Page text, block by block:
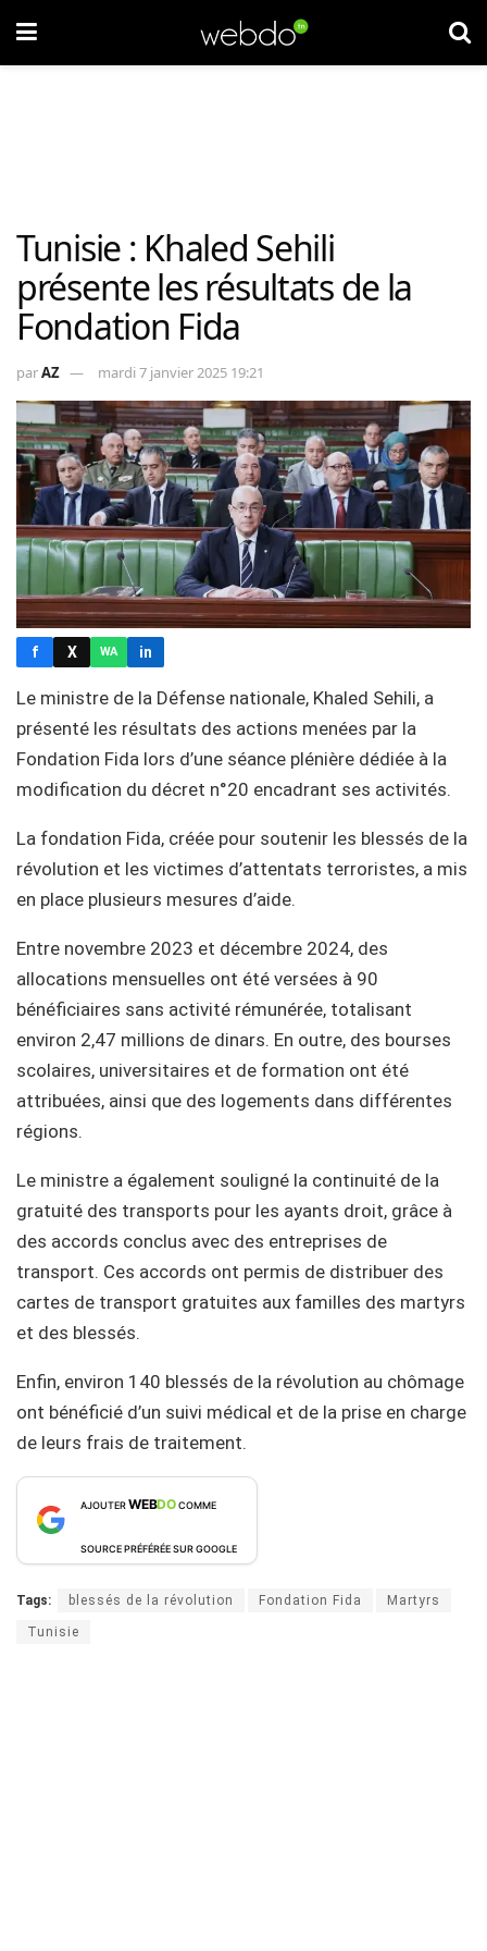
Tunisie : Khaled Sehili
présente les résultats de la
Fondation Fida
parAZ mardi 7 janvier 2025 19:21
f X WA in
Le ministre de la Défense nationale, Khaled Sehili, a
présenté les résultats des actions menées par la
Fondation Fida lors d’une séance plénière dédiée à la
modification du décret n°20 encadrant ses activités.
La fondation Fida, créée pour soutenir les blessés de la
révolution et les victimes d’attentats terroristes, a mis
en place plusieurs mesures d’aide.
Entre novembre 2023 et décembre 2024, des
allocations mensuelles ont été versées à 90
bénéficiaires sans activité rémunérée, totalisant
environ 2,47 millions de dinars. En outre, des bourses
scolaires, universitaires et de formation ont été
attribuées, ainsi que des logements dans différentes
régions.
Le ministre a également souligné la continuité de la
gratuité des transports pour les ayants droit, grâce à
des accords conclus avec des entreprises de
transport. Ces accords ont permis de distribuer des
cartes de transport gratuites aux familles des martyrs
et des blessés.
Enfin, environ 140 blessés de la révolution au chômage
ont bénéficié d’un suivi médical et de la prise en charge
de leurs frais de traitement.
AJOUTERWEBDOCOMME
SOURCE PRÉFÉRÉE SUR GOOGLE
Tags: blessés de la révolution Fondation Fida Martyrs
Tunisie